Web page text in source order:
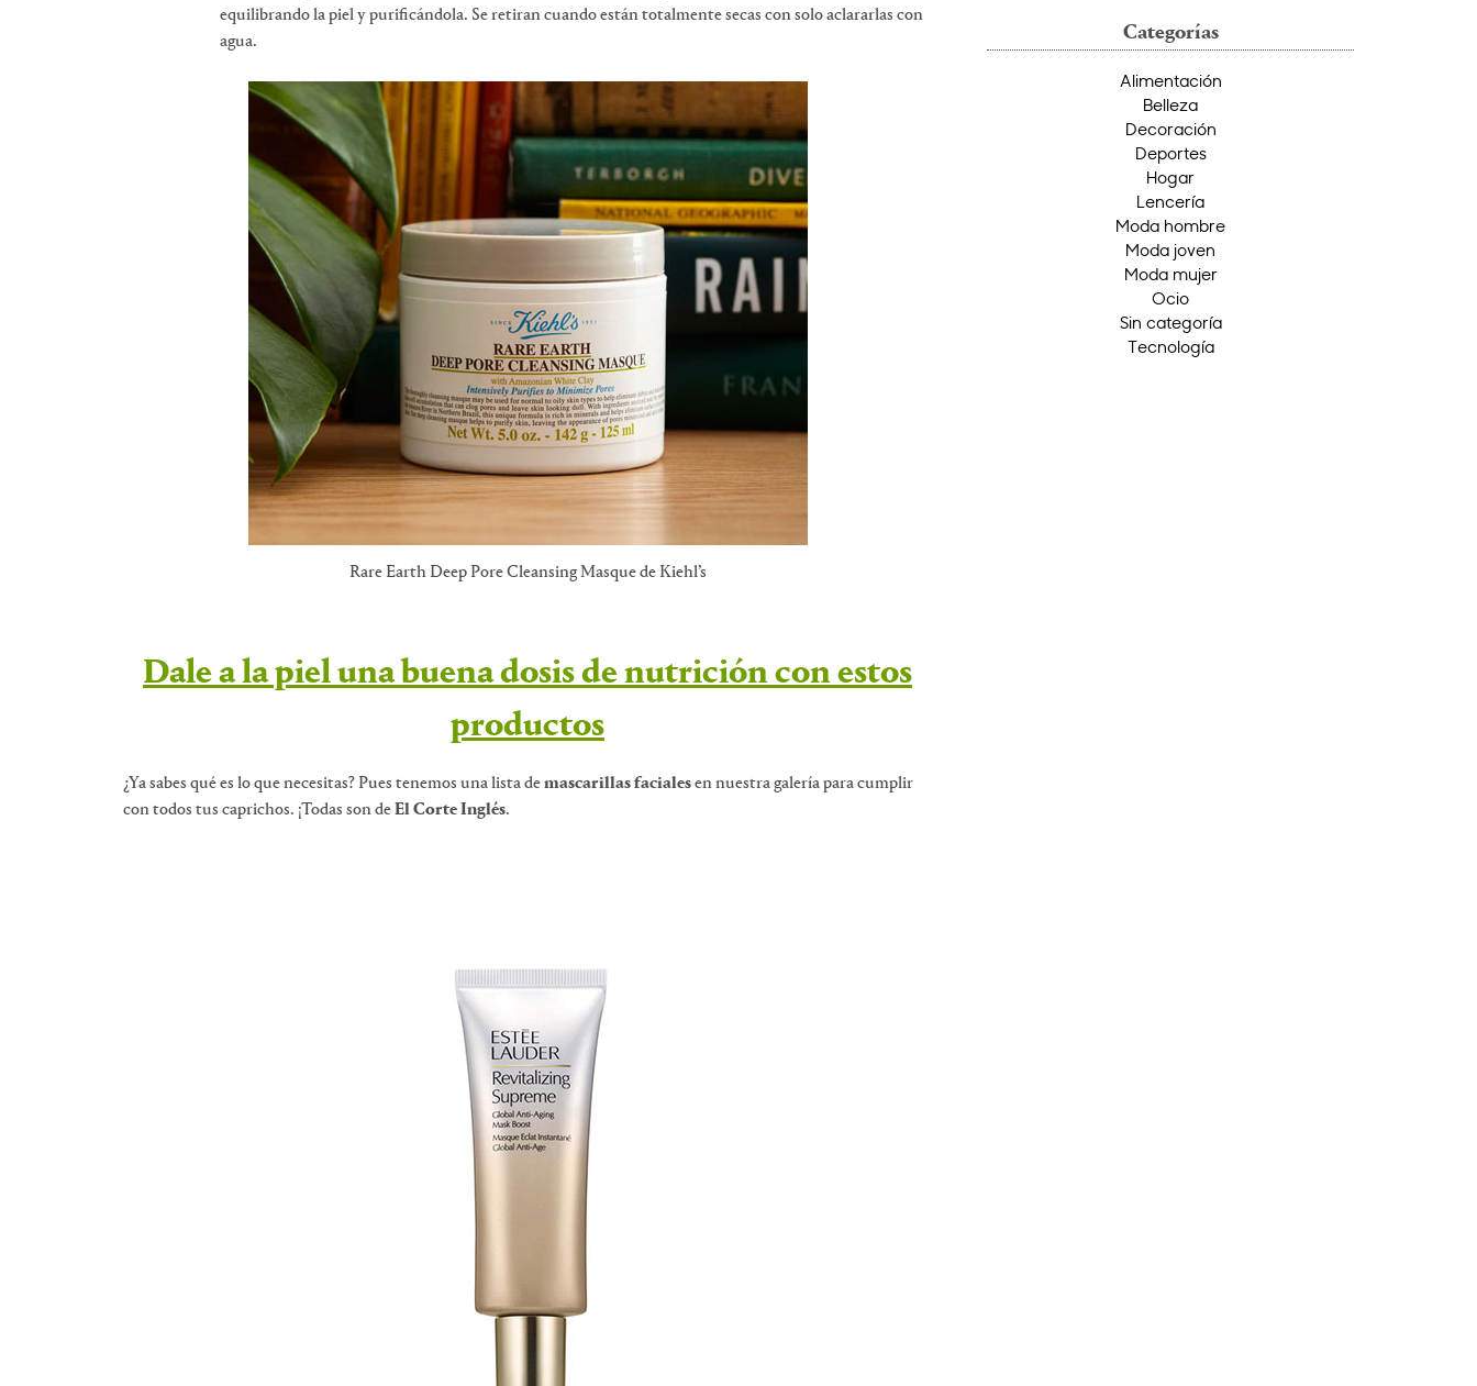
equilibrando la piel y purificándola. Se retiran cuando están totalmente secas con solo aclararlas con
agua.
Rare Earth Deep Pore Cleansing Masque de Kiehl’s
Dale a la piel una buena dosis de nutrición con estos
productos
¿Ya sabes qué es lo que necesitas? Pues tenemos una lista demascarillas facialesen nuestra galería para cumplir
con todos tus caprichos. ¡Todas son deEl Corte Inglés.
Categorías
Alimentación
Belleza
Decoración
Deportes
Hogar
Lencería
Moda hombre
Moda joven
Moda mujer
Ocio
Sin categoría
Tecnología